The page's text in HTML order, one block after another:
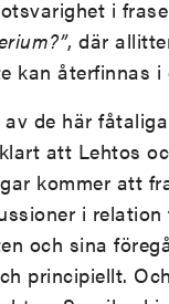
i
, där
kan återfinnas i
de här
att Lehtos
kommer att
i relation
och sina
principiellt.